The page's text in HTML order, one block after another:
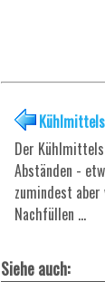
Der
Abständen -
zumindest
Nachfüllen ...
Siehe auch: